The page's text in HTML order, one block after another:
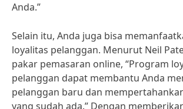
Anda.”
Selain itu, Anda juga bisa
loyalitas pelanggan. Menurut Neil
pakar pemasaran online, “Program
pelanggan dapat membantu Anda
pelanggan baru dan
yang sudah ada.” Dengan